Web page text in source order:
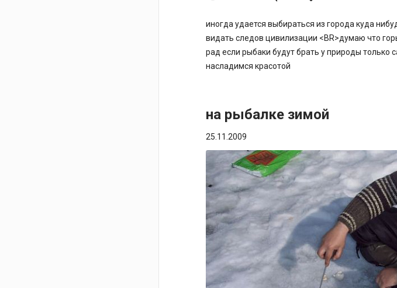
иногда удается выбираться из города куда
видать следов цивилизации <BR>думаю что
рад если рыбаки будут брать у природы только
насладимся красотой
на рыбалке зимой
25.11.2009